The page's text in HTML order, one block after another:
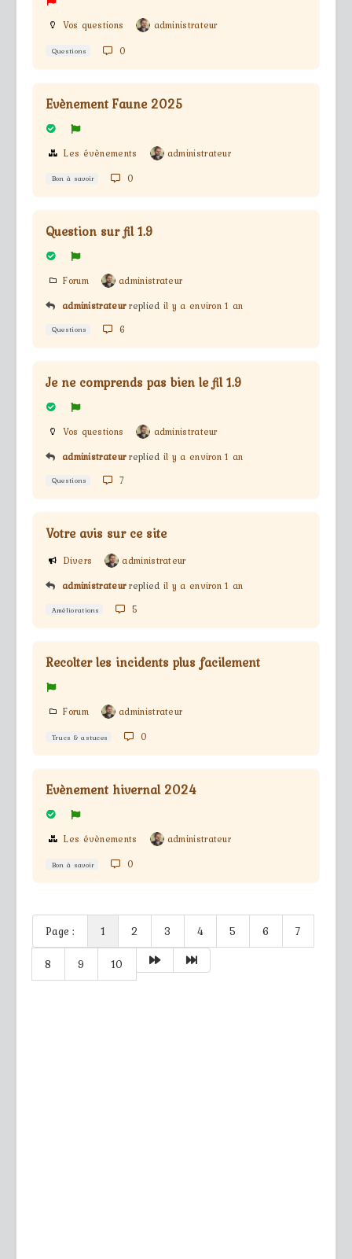
Vos questions administrateur
Questions 0
Evènement Faune 2025
Les évènements administrateur
Bon à savoir 0
Question sur fil 1.9
Forum
administrateur
administrateur replied il y a environ 1 an
Questions 6
Je ne comprends pas bien le fil 1.9
Vos questions
administrateur
administrateur replied il y a environ 1 an
Questions 7
Votre avis sur ce site
Divers
administrateur
administrateur replied il y a environ 1 an
Améliorations 5
Recolter les incidents plus facilement
Forum administrateur
Trucs & astuces 0
Evènement hivernal 2024
Les évènements administrateur
Bon à savoir 0
Page : 1 2 3 4 5 6 7
8 9 10